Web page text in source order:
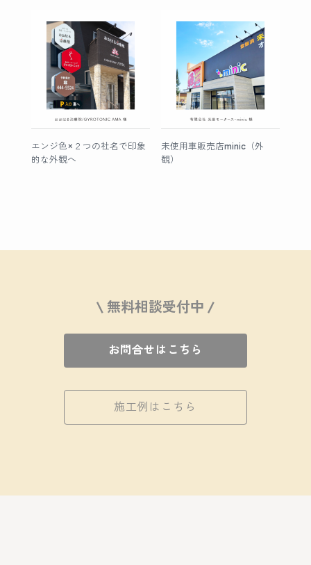
エンジ色×２つの社名で印象
的な外観へ
未使用車販売店minic（外
観）
\ 無料相談受付中 /
お問合せはこちら
施工例はこちら